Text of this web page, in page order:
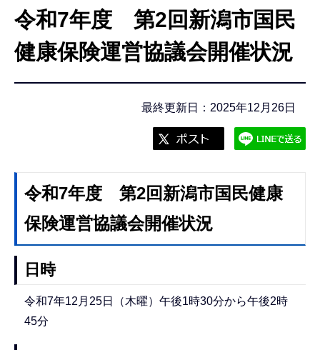
令和7年度 第2回新潟市国民
健康保険運営協議会開催状況
最終更新日：2025年12月26日
令和7年度 第2回新潟市国民健康
保険運営協議会開催状況
日時
令和7年12月25日（木曜）午後1時30分から午後2時
45分